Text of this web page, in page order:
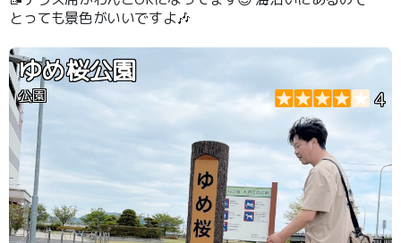
とっても景色がいいですよ🎶
ゆめ桜公園
公園 4